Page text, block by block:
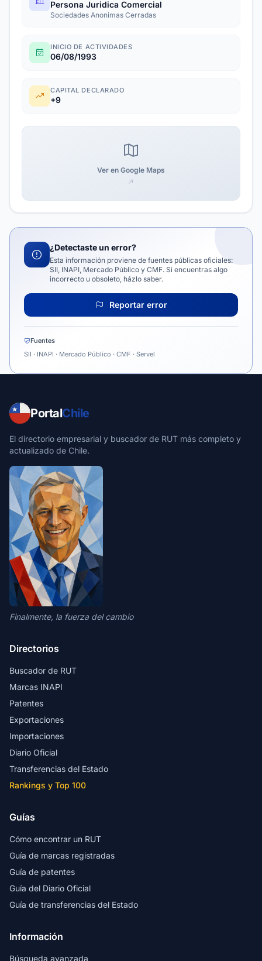
Persona Juridica Comercial
Sociedades Anonimas Cerradas
INICIO DE ACTIVIDADES
06/08/1993
CAPITAL DECLARADO
+9
Ver en Google Maps
¿Detectaste un error?
Esta información proviene de fuentes públicas oficiales:
SII, INAPI, Mercado Público y CMF. Si encuentras algo
incorrecto u obsoleto, házlo saber.
Reportar error
Fuentes
SII · INAPI · Mercado Público · CMF · Servel
PortalChile
El directorio empresarial y buscador de RUT más completo y
actualizado de Chile.
Finalmente, la fuerza del cambio
Directorios
Buscador de RUT
Marcas INAPI
Patentes
Exportaciones
Importaciones
Diario Oficial
Transferencias del Estado
Rankings y Top 100
Guías
Cómo encontrar un RUT
Guía de marcas registradas
Guía de patentes
Guía del Diario Oficial
Guía de transferencias del Estado
Información
Búsqueda avanzada